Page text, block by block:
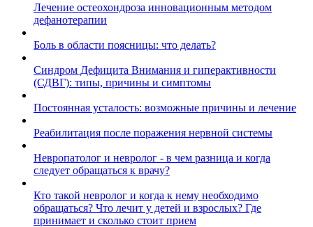
Лечение остеохондроза инновационным методом
дефанотерапии
Боль в области поясницы: что делать?
Синдром Дефицита Внимания и гиперактивности
(СДВГ): типы, причины и симптомы
Постоянная усталость: возможные причины и лечение
Реабилитация после поражения нервной системы
Невропатолог и невролог - в чем разница и когда
следует обращаться к врачу?
Кто такой невролог и когда к нему необходимо
обращаться? Что лечит у детей и взрослых? Где
принимает и сколько стоит прием